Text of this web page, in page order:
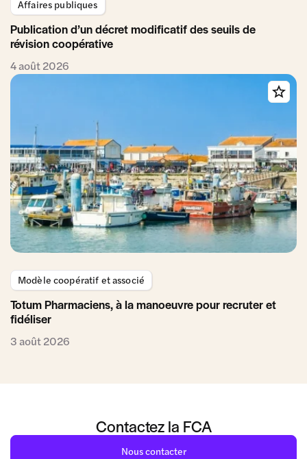
Affaires publiques
Publication d’un décret modificatif des seuils de
révision coopérative
4 août 2026
Modèle coopératif et associé
Totum Pharmaciens, à la manoeuvre pour recruter et
fidéliser
3 août 2026
Contactez la FCA
Nous contacter